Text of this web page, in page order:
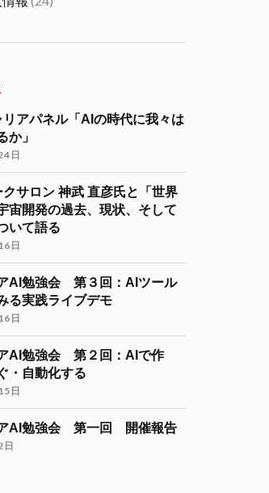
7日（土）22:30-24:30（日本時
参加登録
forms.gle/kzrJ5k62eHNSAJM29
録された方にZoomリンクをお送り
す）
イベント詳細
gakuiryugaku.net/seminar/5450
9 21 Twitter
JTPA@シリコンバレー発のエンジニアコ
ミュニティ リツイートされました
海外大学院留学説明会のご案内
学院留学後の進路（Zoom開催）」
アパネル「AIの時代に我々は
か」
日
サロン 神武 直彦氏と「世界
宙開発の過去、現状、そして
いて語る
日
AI勉強会 第３回：AIツール
る実践ライブデモ
日
AI勉強会 第２回：AIで作
・自動化する
日
AI勉強会 第一回 開催報告
日